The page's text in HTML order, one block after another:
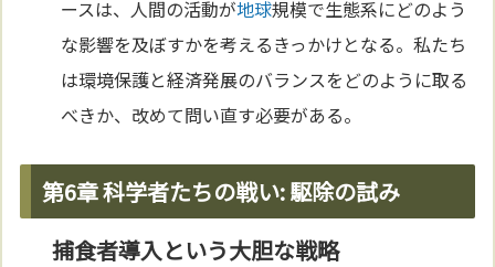
ースは、人間の活動が地球規模で生態系にどのよう
な影響を及ぼすかを考えるきっかけとなる。私たち
は環境保護と経済発展のバランスをどのように取る
べきか、改めて問い直す必要がある。
第6章 科学者たちの戦い: 駆除の試み
捕食者導入という大胆な戦略